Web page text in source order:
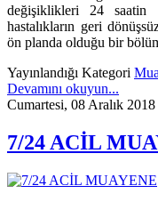
değişiklikleri 24 saatin
hastalıkların geri
ön planda olduğu bir
Yayınlandığı Kategori
Devamını okuyun...
Cumartesi, 08 Aralık
7/24 ACİL